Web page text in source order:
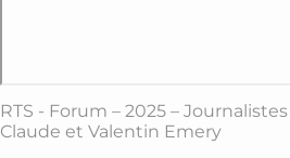
RTS - Forum – 2025 – Journalistes
Claude et Valentin Emery